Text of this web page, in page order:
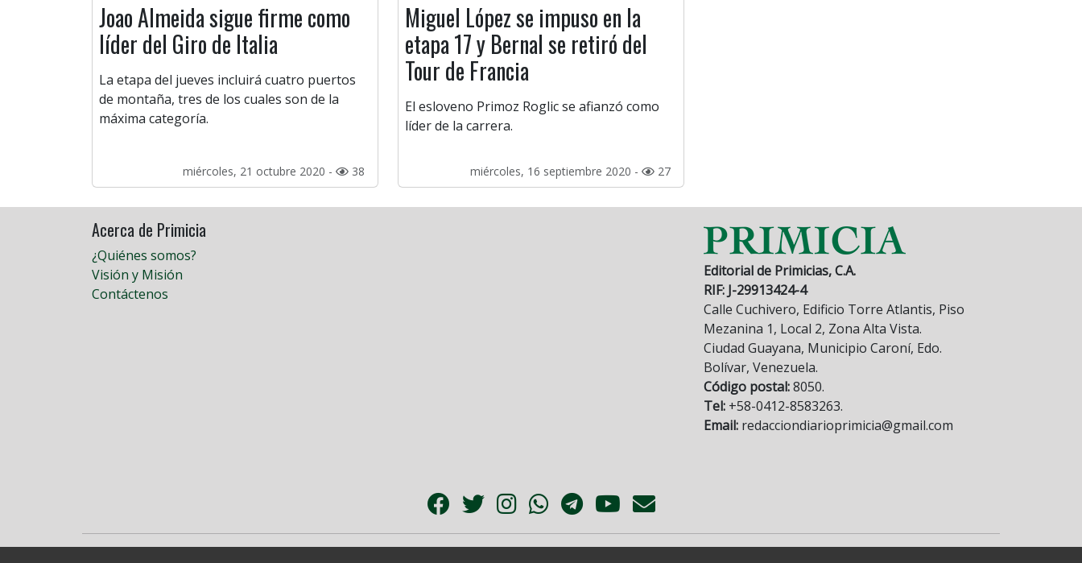
Joao Almeida sigue firme como
líder del Giro de Italia
La etapa del jueves incluirá cuatro puertos
de montaña, tres de los cuales son de la
máxima categoría.
miércoles, 21 octubre 2020 - 38
Miguel López se impuso en la
etapa 17 y Bernal se retiró del
Tour de Francia
El esloveno Primoz Roglic se afianzó como
líder de la carrera.
miércoles, 16 septiembre 2020 - 27
Acerca de Primicia
¿Quiénes somos?
Visión y Misión
Contáctenos
Editorial de Primicias, C.A.
RIF: J-29913424-4
Calle Cuchivero, Edificio Torre Atlantis, Piso
Mezanina 1, Local 2, Zona Alta Vista.
Ciudad Guayana, Municipio Caroní, Edo.
Bolívar, Venezuela.
Código postal:8050.
Tel: +58-0412-8583263.
Email: redacciondiarioprimicia@gmail.com